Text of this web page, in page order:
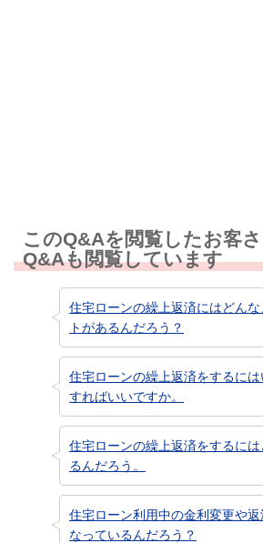
このQ&Aを閲覧したお客
Q&Aも閲覧しています
住宅ローンの繰上返済にはどん
トがあるんだろう？
住宅ローンの繰上返済をするに
すればいいですか。
住宅ローンの繰上返済をするに
るんだろう。
住宅ローン利用中の金利変更や
なっているんだろう？